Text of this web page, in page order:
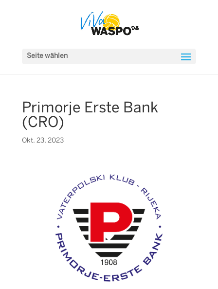
Seite wählen
Primorje Erste Bank
(CRO)
Okt. 23, 2023